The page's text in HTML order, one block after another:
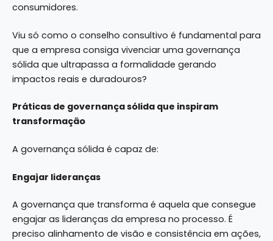
consumidores.
Viu só como o conselho consultivo é fundamental para
que a empresa consiga vivenciar uma governança
sólida que ultrapassa a formalidade gerando
impactos reais e duradouros?
Práticas de governança sólida que inspiram
transformação
A governança sólida é capaz de:
Engajar lideranças
A governança que transforma é aquela que consegue
engajar as lideranças da empresa no processo. É
preciso alinhamento de visão e consistência em ações,